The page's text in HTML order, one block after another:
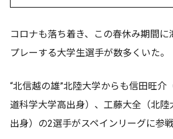
コロナも落ち着き、この春休み期間に
プレーする大学生選手が数多くいた。
“北信越の雄”北陸大学からも信田旺介
道科学大学高出身）、工藤大全（北陸
出身）の2選手がスペインリーグに参戦